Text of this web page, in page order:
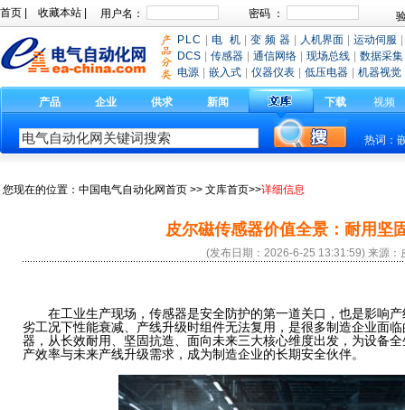
首页 收藏本站
PLC 电 机 变 频 器 人机界面 运动伺服
DCS
传感器 通信网络 现场总线
数据采集
电源
嵌入式 仪器仪表 低压电器 机器视觉
产品 企业 供求 新闻 下载 视频
热词：
您现在的位置： 中国电气自动化网首页 >> 文库首页>>详细信息
皮尔磁传感器价值全景：耐用坚
(发布日期：2026-6-25 13:31:59) 来源：
在工业生产现场，传感器是安全防护的第一道关口，也是影响
劣工况下性能衰减、产线升级时组件无法复用，是很多制造企业面
器，从长效耐用、坚固抗造、面向未来三大核心维度出发，为设备
产效率与未来产线升级需求，成为制造企业的长期安全伙伴。